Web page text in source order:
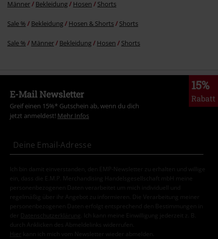
Männer Bekleidung Hosen Shorts
Sale % Bekleidung Hosen & Shorts Shorts
Sale % Männer Bekleidung Hosen Shorts
15%
Rabatt
E-Mail Newsletter
Greif einen 15%* Gutschein ab, wenn du dich
jetzt anmeldest! Mehr Infos
Ich bin damit einverstanden, den EMP-Newsletter zu erhalten und willige
ein, dass die E.M.P. Merchandising Handelsgesellschaft mbH meine
personenbezogenen Daten verarbeitet um mich individuell und
regelmäßig über ihr Angebot zu informieren. Die Verarbeitung meiner
personenbezogenen Daten erfolgt entsprechend den Bestimmungen in
der
Datenschutzerklärung
. Ich kann meine Einwilligung jederzeit z. B.
durch Anklicken des Abmeldelinks widerrufen.
Hier kann ich mich vom Newsletter wieder abmelden.